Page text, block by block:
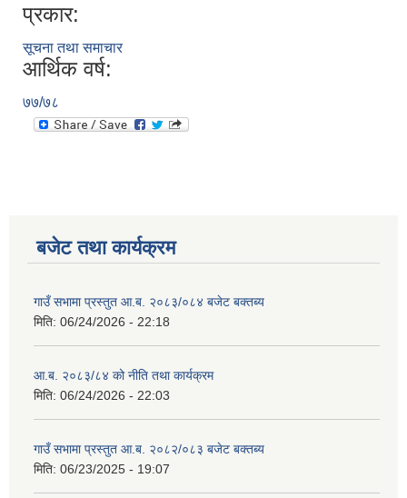
प्रकार:
सूचना तथा समाचार
आर्थिक वर्ष:
७७/७८
बजेट तथा कार्यक्रम
गाउँ सभामा प्रस्तुत आ.ब. २०८३/०८४ बजेट बक्तब्य
मिति: 06/24/2026 - 22:18
आ.ब. २०८३/८४ को नीति तथा कार्यक्रम
मिति: 06/24/2026 - 22:03
गाउँ सभामा प्रस्तुत आ.ब. २०८२/०८३ बजेट बक्तब्य
मिति: 06/23/2025 - 19:07